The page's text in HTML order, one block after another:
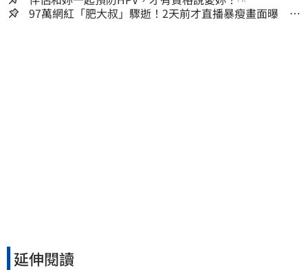
97萬網紅「肥大叔」驟逝！2天前才直播暴瘦畫面曝 網
延伸閱讀